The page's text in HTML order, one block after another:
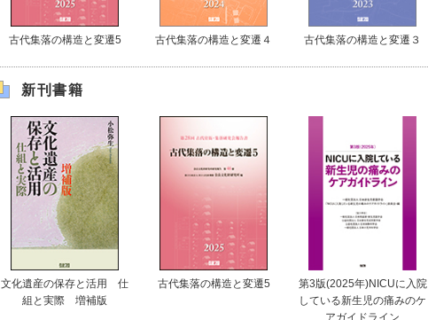
古代集落の構造と変遷5 古代集落の構造と変遷４ 古代集落の構造と変遷３
新刊書籍
文化遺産の保存と活用 仕
組と実際 増補版
古代集落の構造と変遷5
第3版(2025年)NICUに入院
している新生児の痛みのケ
アガイドライン